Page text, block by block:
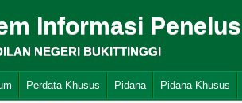
Informasi
NEGERI BUKITTINGGI
Perdata Khusus Pidana Pidana Khusus